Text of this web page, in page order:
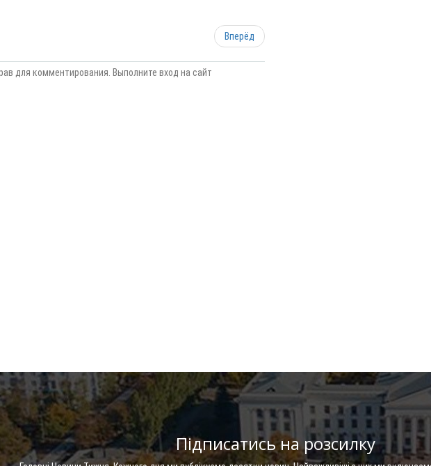
Вперёд
для комментирования. Выполните вход на сайт
Підписатись на розсилку